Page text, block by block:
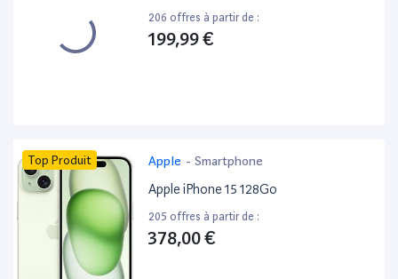
206 offres à partir de :
199,99 €
Top Produit Apple - Smartphone
Apple iPhone 15 128Go
205 offres à partir de :
378,00 €